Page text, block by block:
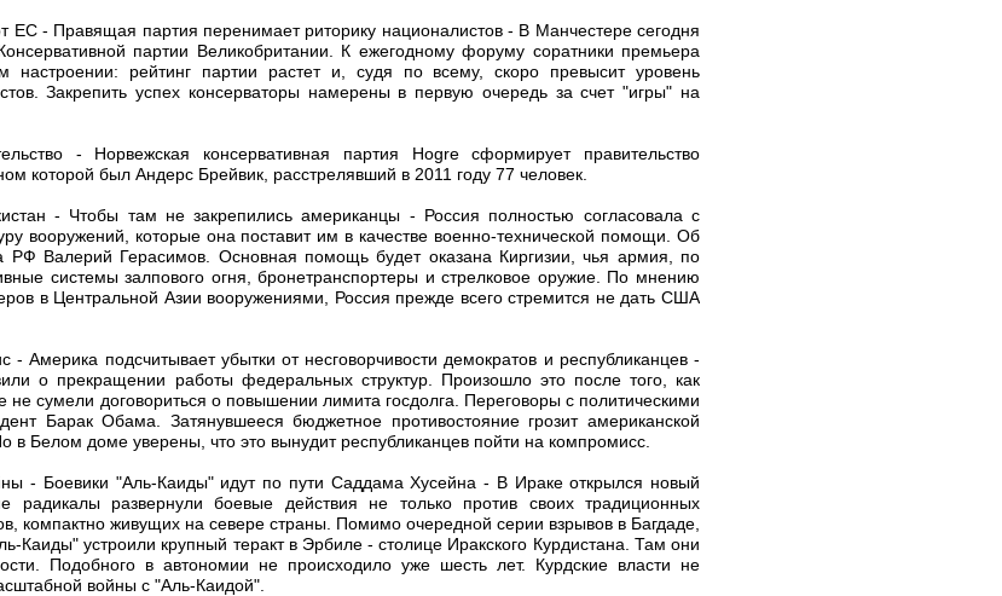
ЕС - Правящая партия перенимает риторику националистов - В Манчестере сегодня
партии Великобритании. К ежегодному форуму соратники премьера
рейтинг партии растет и, судя по всему, скоро превысит уровень
Закрепить успех консерваторы намерены в первую очередь за счет "игры" на
- Норвежская консервативная партия Hogre сформирует правительство
которой был Андерс Брейвик, расстрелявший в 2011 году 77 человек.
- Чтобы там не закрепились американцы - Россия полностью согласовала с
вооружений, которые она поставит им в качестве военно-технической помощи. Об
Валерий Герасимов. Основная помощь будет оказана Киргизии, чья армия, по
системы залпового огня, бронетранспортеры и стрелковое оружие. По мнению
в Центральной Азии вооружениями, Россия прежде всего стремится не дать США
Америка подсчитывает убытки от несговорчивости демократов и республиканцев -
о прекращении работы федеральных структур. Произошло это после того, как
не сумели договориться о повышении лимита госдолга. Переговоры с политическими
Барак Обама. Затянувшееся бюджетное противостояние грозит американской
в Белом доме уверены, что это вынудит республиканцев пойти на компромисс.
- Боевики "Аль-Каиды" идут по пути Саддама Хусейна - В Ираке открылся новый
радикалы развернули боевые действия не только против своих традиционных
компактно живущих на севере страны. Помимо очередной серии взрывов в Багдаде,
Каиды" устроили крупный теракт в Эрбиле - столице Иракского Курдистана. Там они
Подобного в автономии не происходило уже шесть лет. Курдские власти не
войны с "Аль-Каидой".